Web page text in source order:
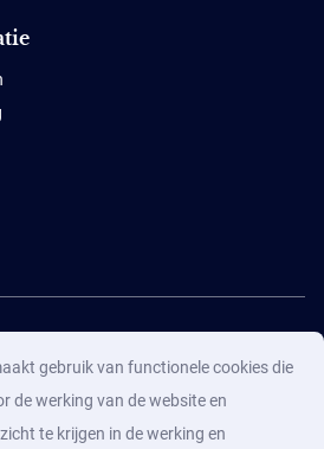
gebruik van functionele cookies die
de werking van de website en
te krijgen in de werking en